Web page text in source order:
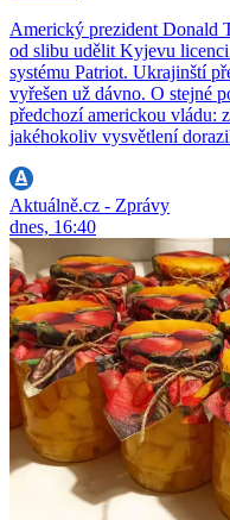
Americký prezident Donald
od slibu udělit Kyjevu
systému Patriot. Ukrajinští
vyřešen už dávno. O stejné
předchozí americkou vládu:
jakéhokoliv vysvětlení
Aktuálně.cz - Zprávy
dnes, 16:40